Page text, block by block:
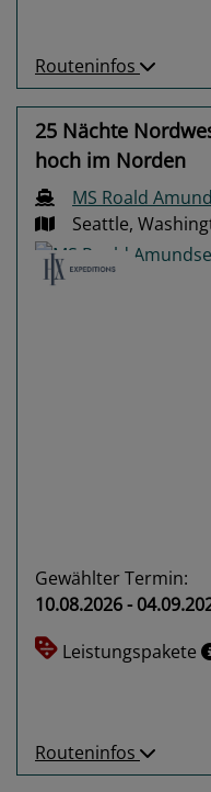
Routeninfos
25 Nächte
hoch im Norden
MS Roald
Seattle,
Gewählter Termin:
10.08.2026 -
Leistungspakete
Routeninfos